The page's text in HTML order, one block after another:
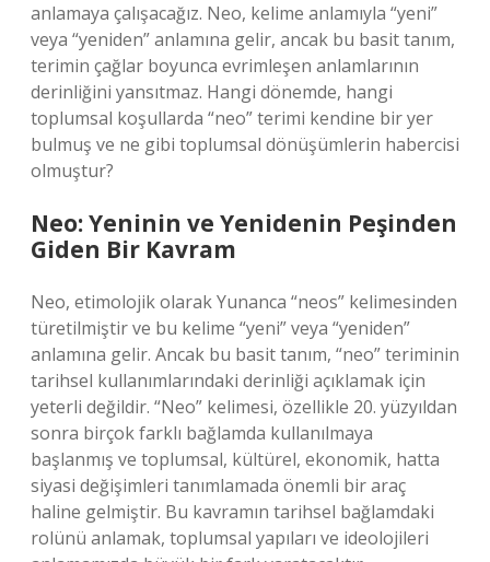
anlamaya çalışacağız. Neo, kelime anlamıyla “yeni”
veya “yeniden” anlamına gelir, ancak bu basit tanım,
terimin çağlar boyunca evrimleşen anlamlarının
derinliğini yansıtmaz. Hangi dönemde, hangi
toplumsal koşullarda “neo” terimi kendine bir yer
bulmuş ve ne gibi toplumsal dönüşümlerin habercisi
olmuştur?
Neo: Yeninin ve Yenidenin Peşinden
Giden Bir Kavram
Neo, etimolojik olarak Yunanca “neos” kelimesinden
türetilmiştir ve bu kelime “yeni” veya “yeniden”
anlamına gelir. Ancak bu basit tanım, “neo” teriminin
tarihsel kullanımlarındaki derinliği açıklamak için
yeterli değildir. “Neo” kelimesi, özellikle 20. yüzyıldan
sonra birçok farklı bağlamda kullanılmaya
başlanmış ve toplumsal, kültürel, ekonomik, hatta
siyasi değişimleri tanımlamada önemli bir araç
haline gelmiştir. Bu kavramın tarihsel bağlamdaki
rolünü anlamak, toplumsal yapıları ve ideolojileri